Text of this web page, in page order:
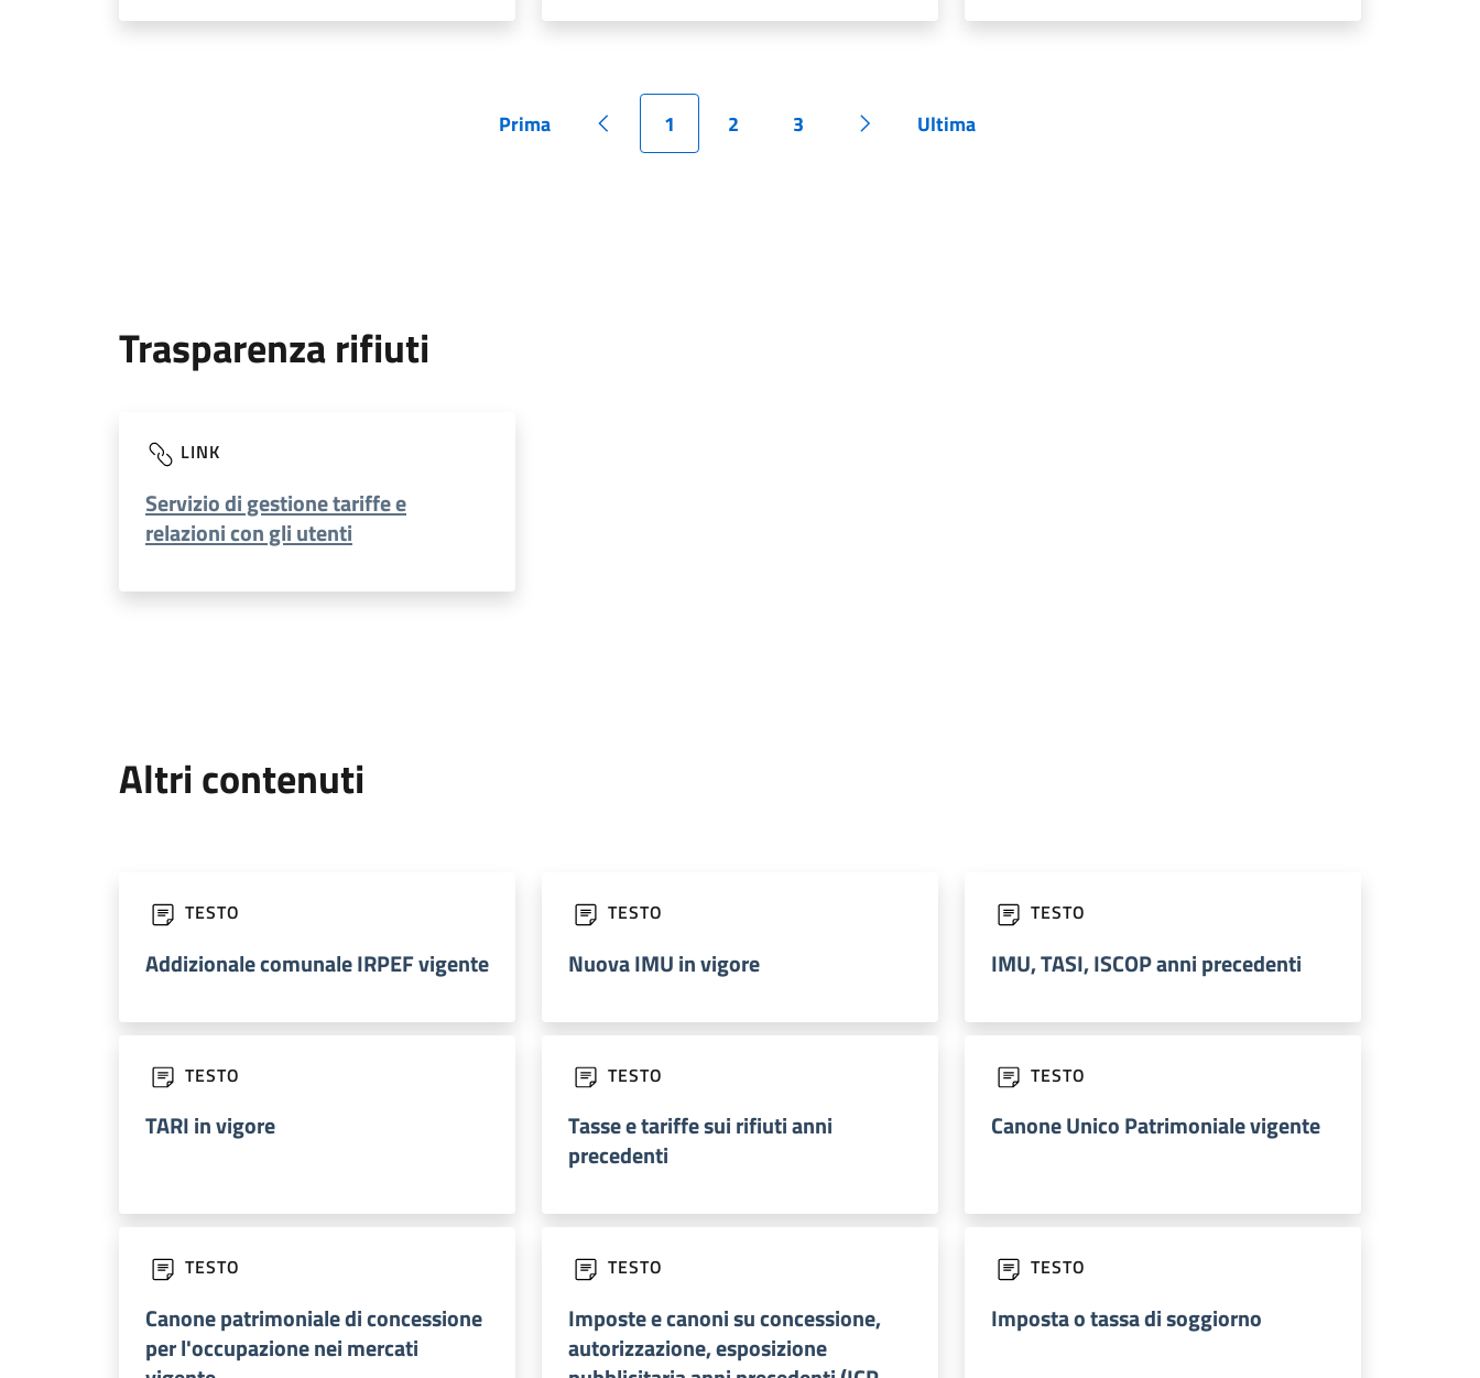
Pagina
Prima
Pagina precedente
Pagina
1
Pagina
2
Pagina
3
Pagina successiva
Pagina
Ultima
Trasparenza rifiuti
LINK
Servizio di gestione tariffe e
relazioni con gli utenti
Altri contenuti
TESTO
Addizionale comunale IRPEF vigente
TESTO
Nuova IMU in vigore
TESTO
IMU, TASI, ISCOP anni precedenti
TESTO
TARI in vigore
TESTO
Tasse e tariffe sui rifiuti anni
precedenti
TESTO
Canone Unico Patrimoniale vigente
TESTO
Canone patrimoniale di concessione
per l'occupazione nei mercati
TESTO
Imposte e canoni su concessione,
autorizzazione, esposizione
TESTO
Imposta o tassa di soggiorno